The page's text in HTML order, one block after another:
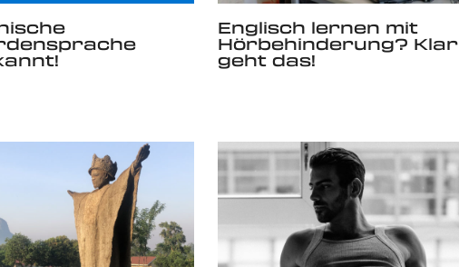
Englisch lernen mit
Hörbehinderung? Klar
geht das!